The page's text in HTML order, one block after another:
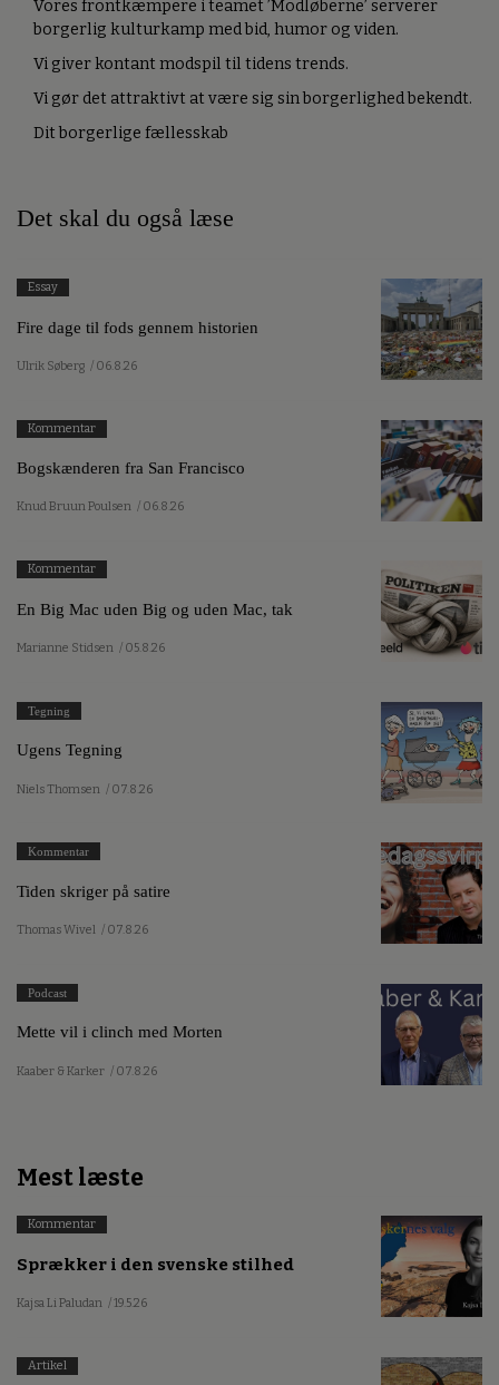
Vores frontkæmpere i teamet ’Modløberne’ serverer
borgerlig kulturkamp med bid, humor og viden.
Vi giver kontant modspil til tidens trends.
Vi gør det attraktivt at være sig sin borgerlighed bekendt.
Dit borgerlige fællesskab
Det skal du også læse
Essay
Fire dage til fods gennem historien
Ulrik Søberg / 06.8.26
Kommentar
Bogskænderen fra San Francisco
Knud Bruun Poulsen / 06.8.26
Kommentar
En Big Mac uden Big og uden Mac, tak
Marianne Stidsen / 05.8.26
Tegning
Ugens Tegning
Niels Thomsen / 07.8.26
Kommentar
Tiden skriger på satire
Thomas Wivel / 07.8.26
Podcast
Mette vil i clinch med Morten
Kaaber & Karker / 07.8.26
Mest læste
Kommentar
Sprækker i den svenske stilhed
Kajsa Li Paludan / 19.5.26
Artikel